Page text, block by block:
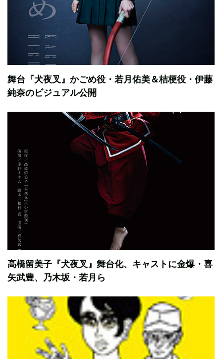
舞台『犬夜叉』かごめ役・若月佑美＆桔梗役・伊藤
純奈のビジュアル公開
高橋留美子『犬夜叉』舞台化、キャストに金爆・喜
矢武豊、乃木坂・若月ら